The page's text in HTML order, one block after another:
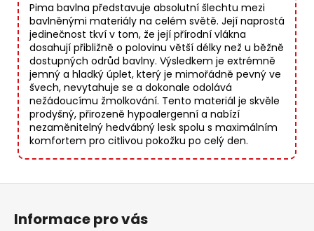
Pima bavlna představuje absolutní šlechtu mezi
bavlněnými materiály na celém světě. Její naprostá
jedinečnost tkví v tom, že její přírodní vlákna
dosahují přibližně o polovinu větší délky než u běžně
dostupných odrůd bavlny. Výsledkem je extrémně
jemný a hladký úplet, který je mimořádně pevný ve
švech, nevytahuje se a dokonale odolává
nežádoucímu žmolkování. Tento materiál je skvěle
prodyšný, přirozeně hypoalergenní a nabízí
nezaměnitelný hedvábný lesk spolu s maximálním
komfortem pro citlivou pokožku po celý den.
Informace pro vás